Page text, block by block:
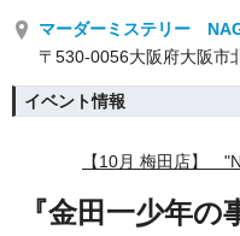
マーダーミステリー
〒530-0056大阪府大阪市
イベント情報
【10月 梅田店】
『金田一少年